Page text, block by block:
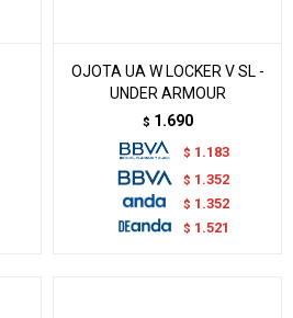
OJOTA UA W LOCKER V SL -
UNDER ARMOUR
$ 1.690
$ 1.183
$ 1.352
$ 1.352
$ 1.521